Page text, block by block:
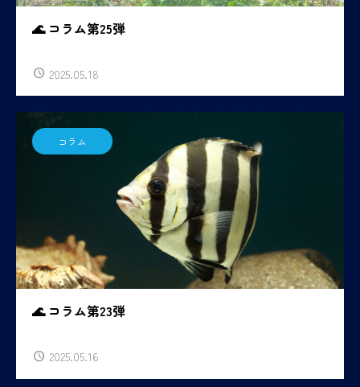
🌊 コラム第25弾
2025.05.18
コラム
🌊 コラム第23弾
2025.05.16